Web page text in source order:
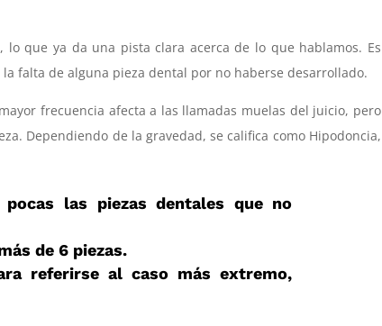
que ya da una pista clara acerca de lo que hablamos. Es
falta de alguna pieza dental por no haberse desarrollado.
frecuencia afecta a las llamadas muelas del juicio, pero
Dependiendo de la gravedad, se califica como Hipodoncia,
las piezas dentales que no
de 6 piezas.
referirse al caso más extremo,